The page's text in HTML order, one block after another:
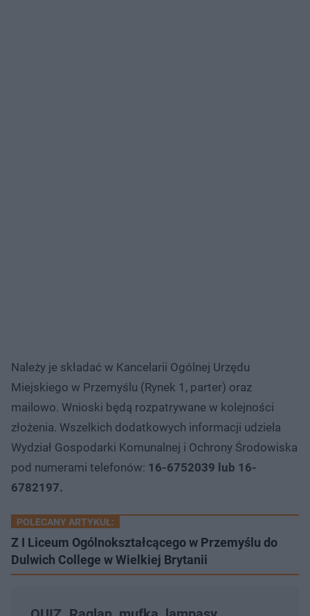
Należy je składać w Kancelarii Ogólnej Urzędu
Miejskiego w Przemyślu (Rynek 1, parter) oraz
mailowo. Wnioski będą rozpatrywane w kolejności
złożenia. Wszelkich dodatkowych informacji udziela
Wydział Gospodarki Komunalnej i Ochrony Środowiska
pod numerami telefonów: 16-6752039 lub 16-
6782197.
POLECANY ARTYKUŁ:
Z I Liceum Ogólnokształcącego w Przemyślu do
Dulwich College w Wielkiej Brytanii